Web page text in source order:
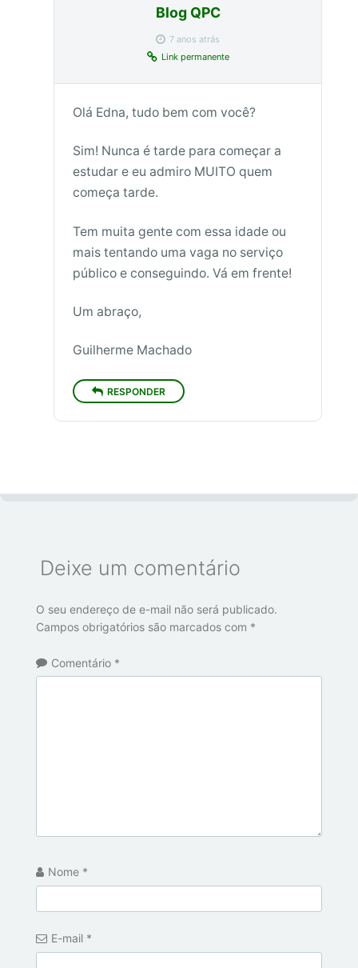
Blog QPC
7 anos atrás
Link permanente
Olá Edna, tudo bem com você?
Sim! Nunca é tarde para começar a
estudar e eu admiro MUITO quem
começa tarde.
Tem muita gente com essa idade ou
mais tentando uma vaga no serviço
público e conseguindo. Vá em frente!
Um abraço,
Guilherme Machado
RESPONDER
Deixe um comentário
O seu endereço de e-mail não será publicado.
Campos obrigatórios são marcados com *
Comentário *
Nome *
E-mail *